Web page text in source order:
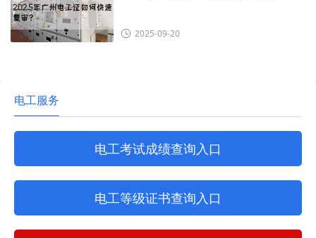
2025-09-20
电工服务
电工考试成绩查询入口
电工等级证书查询入口